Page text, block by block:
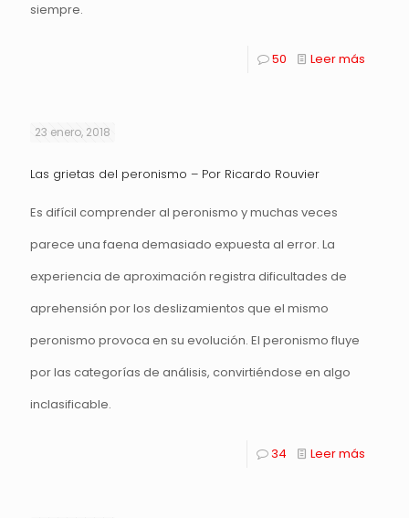
siempre.
50 Leer más
23 enero, 2018
Las grietas del peronismo – Por Ricardo Rouvier
Es difícil comprender al peronismo y muchas veces
parece una faena demasiado expuesta al error. La
experiencia de aproximación registra dificultades de
aprehensión por los deslizamientos que el mismo
peronismo provoca en su evolución. El peronismo fluye
por las categorías de análisis, convirtiéndose en algo
inclasificable.
34 Leer más